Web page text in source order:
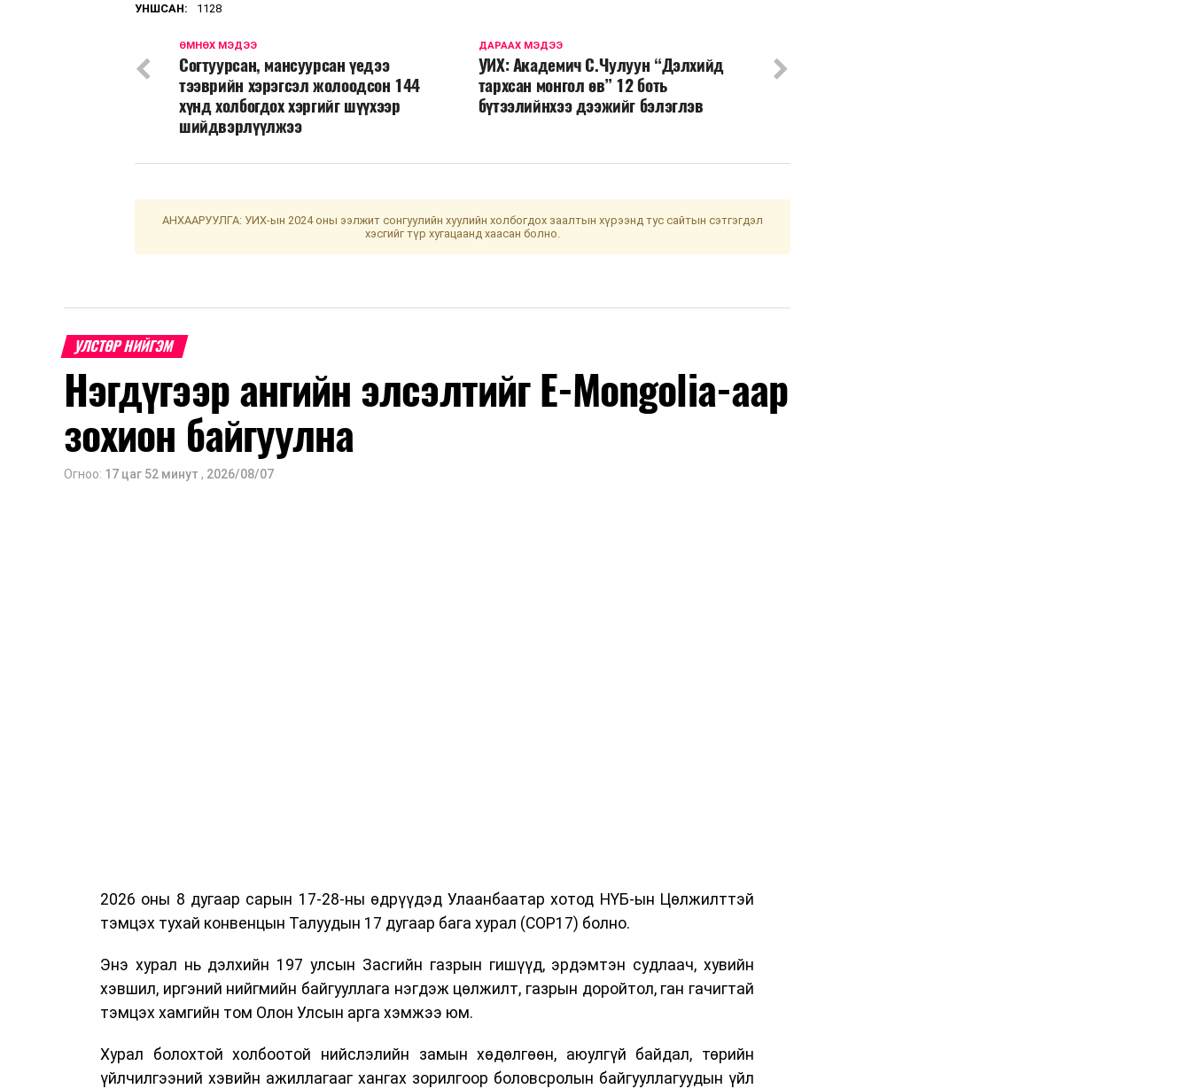
УНШСАН: 1128
ДАРААХ МЭДЭЭ
УИХ: Академич С.Чулуун “Дэлхийд
тархсан монгол өв” 12 боть
бүтээлийнхээ дээжийг бэлэглэв
ӨМНӨХ МЭДЭЭ
Согтуурсан, мансуурсан үедээ
тээврийн хэрэгсэл жолоодсон 144
хүнд холбогдох хэргийг шүүхээр
шийдвэрлүүлжээ
АНХААРУУЛГА: УИХ-ын 2024 оны ээлжит сонгуулийн хуулийн холбогдох заалтын хүрээнд тус сайтын сэтгэгдэл
хэсгийг түр хугацаанд хаасан болно.
УЛСТӨР НИЙГЭМ
Нэгдүгээр ангийн элсэлтийг E-Mongolia-аар
зохион байгуулна
Огноо: 17 цаг 52 минут , 2026/08/07
2026 оны 8 дугаар сарын 17-28-ны өдрүүдэд Улаанбаатар хотод НҮБ-ын Цөлжилттэй
тэмцэх тухай конвенцын Талуудын 17 дугаар бага хурал (COP17) болно.
Энэ хурал нь дэлхийн 197 улсын Засгийн газрын гишүүд, эрдэмтэн судлаач, хувийн
хэвшил, иргэний нийгмийн байгууллага нэгдэж цөлжилт, газрын доройтол, ган гачигтай
тэмцэх хамгийн том Олон Улсын арга хэмжээ юм.
Хурал болохтой холбоотой нийслэлийн замын хөдөлгөөн, аюулгүй байдал, төрийн
үйлчилгээний хэвийн ажиллагааг хангах зорилгоор боловсролын байгууллагуудын үйл